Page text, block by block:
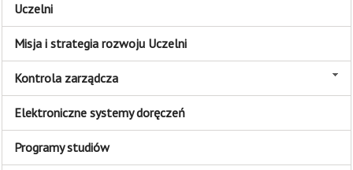
Uczelni
Misja i strategia rozwoju Uczelni
Kontrola zarządcza
Elektroniczne systemy doręczeń
Programy studiów